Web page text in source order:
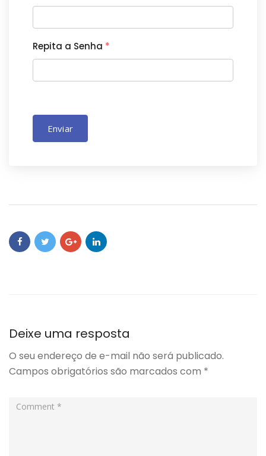
Repita a Senha *
Enviar
Deixe uma resposta
O seu endereço de e-mail não será publicado.
Campos obrigatórios são marcados com *